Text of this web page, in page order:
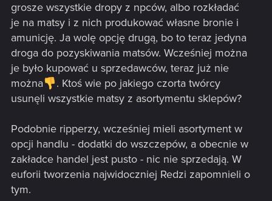
grosze wszystkie dropy z npców, albo rozkładać
je na matsy i z nich produkować własne bronie i
amunicję. Ja wolę opcję drugą, bo to teraz jedyna
droga do pozyskiwania matsów. Wcześniej można
je było kupować u sprzedawców, teraz już nie
można
. Ktoś wie po jakiego czorta twórcy
usunęli wszystkie matsy z asortymentu sklepów?
Podobnie ripperzy, wcześniej mieli asortyment w
opcji handlu - dodatki do wszczepów, a obecnie w
zakładce handel jest pusto - nic nie sprzedają. W
euforii tworzenia najwidoczniej Redzi zapomnieli o
tym.